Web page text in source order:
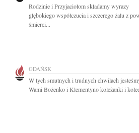
Rodzinie i Przyjaciołom składamy wyrazy
głębokiego współczucia i szczerego żalu z
śmierci...
GDAŃSK
W tych smutnych i trudnych chwilach
Wami Bożenko i Klementyno koleżanki i